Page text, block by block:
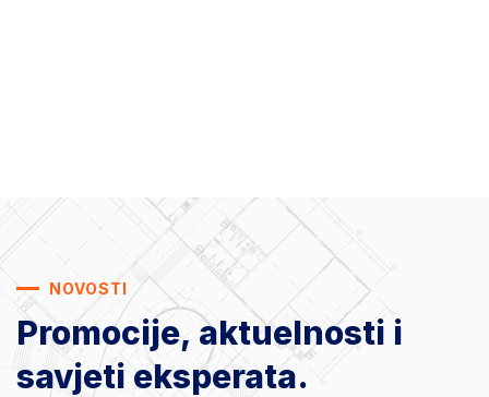
NOVOSTI
Promocije, aktuelnosti i
savjeti eksperata.